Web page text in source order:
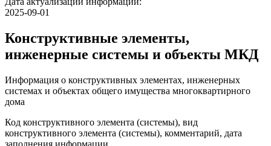
2025-09-01
Конструктивные элементы,
инженерные системы и объекты МКД
Информация о конструктивных элементах, инженерных
системах и объектах общего имущества многоквартирного
дома
Код конструктивного элемента (системы), вид
конструктивного элемента (системы), комментарий, дата
заполнения информации